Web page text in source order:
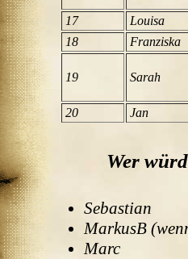
17
Louisa
18
Franziska
19 Sarah
20 Jan
Wer
Sebastian
MarkusB
Marc